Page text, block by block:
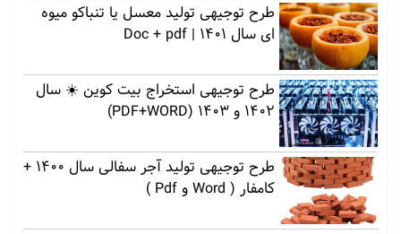
طرح توجیهی تولید معسل یا تنباکو میوه
ای سال 1401 | Doc + pdf
طرح توجیهی استخراج بیت کوین ☀️ سال
1402 و 1403 (PDF+WORD)
طرح توجیهی تولید آجر سفالی سال 1400 +
کامفار ( Word و Pdf )